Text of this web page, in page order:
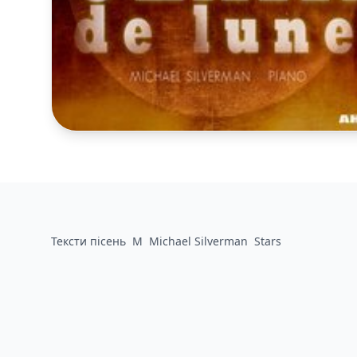
Тексти пісень M Michael Silverman Stars